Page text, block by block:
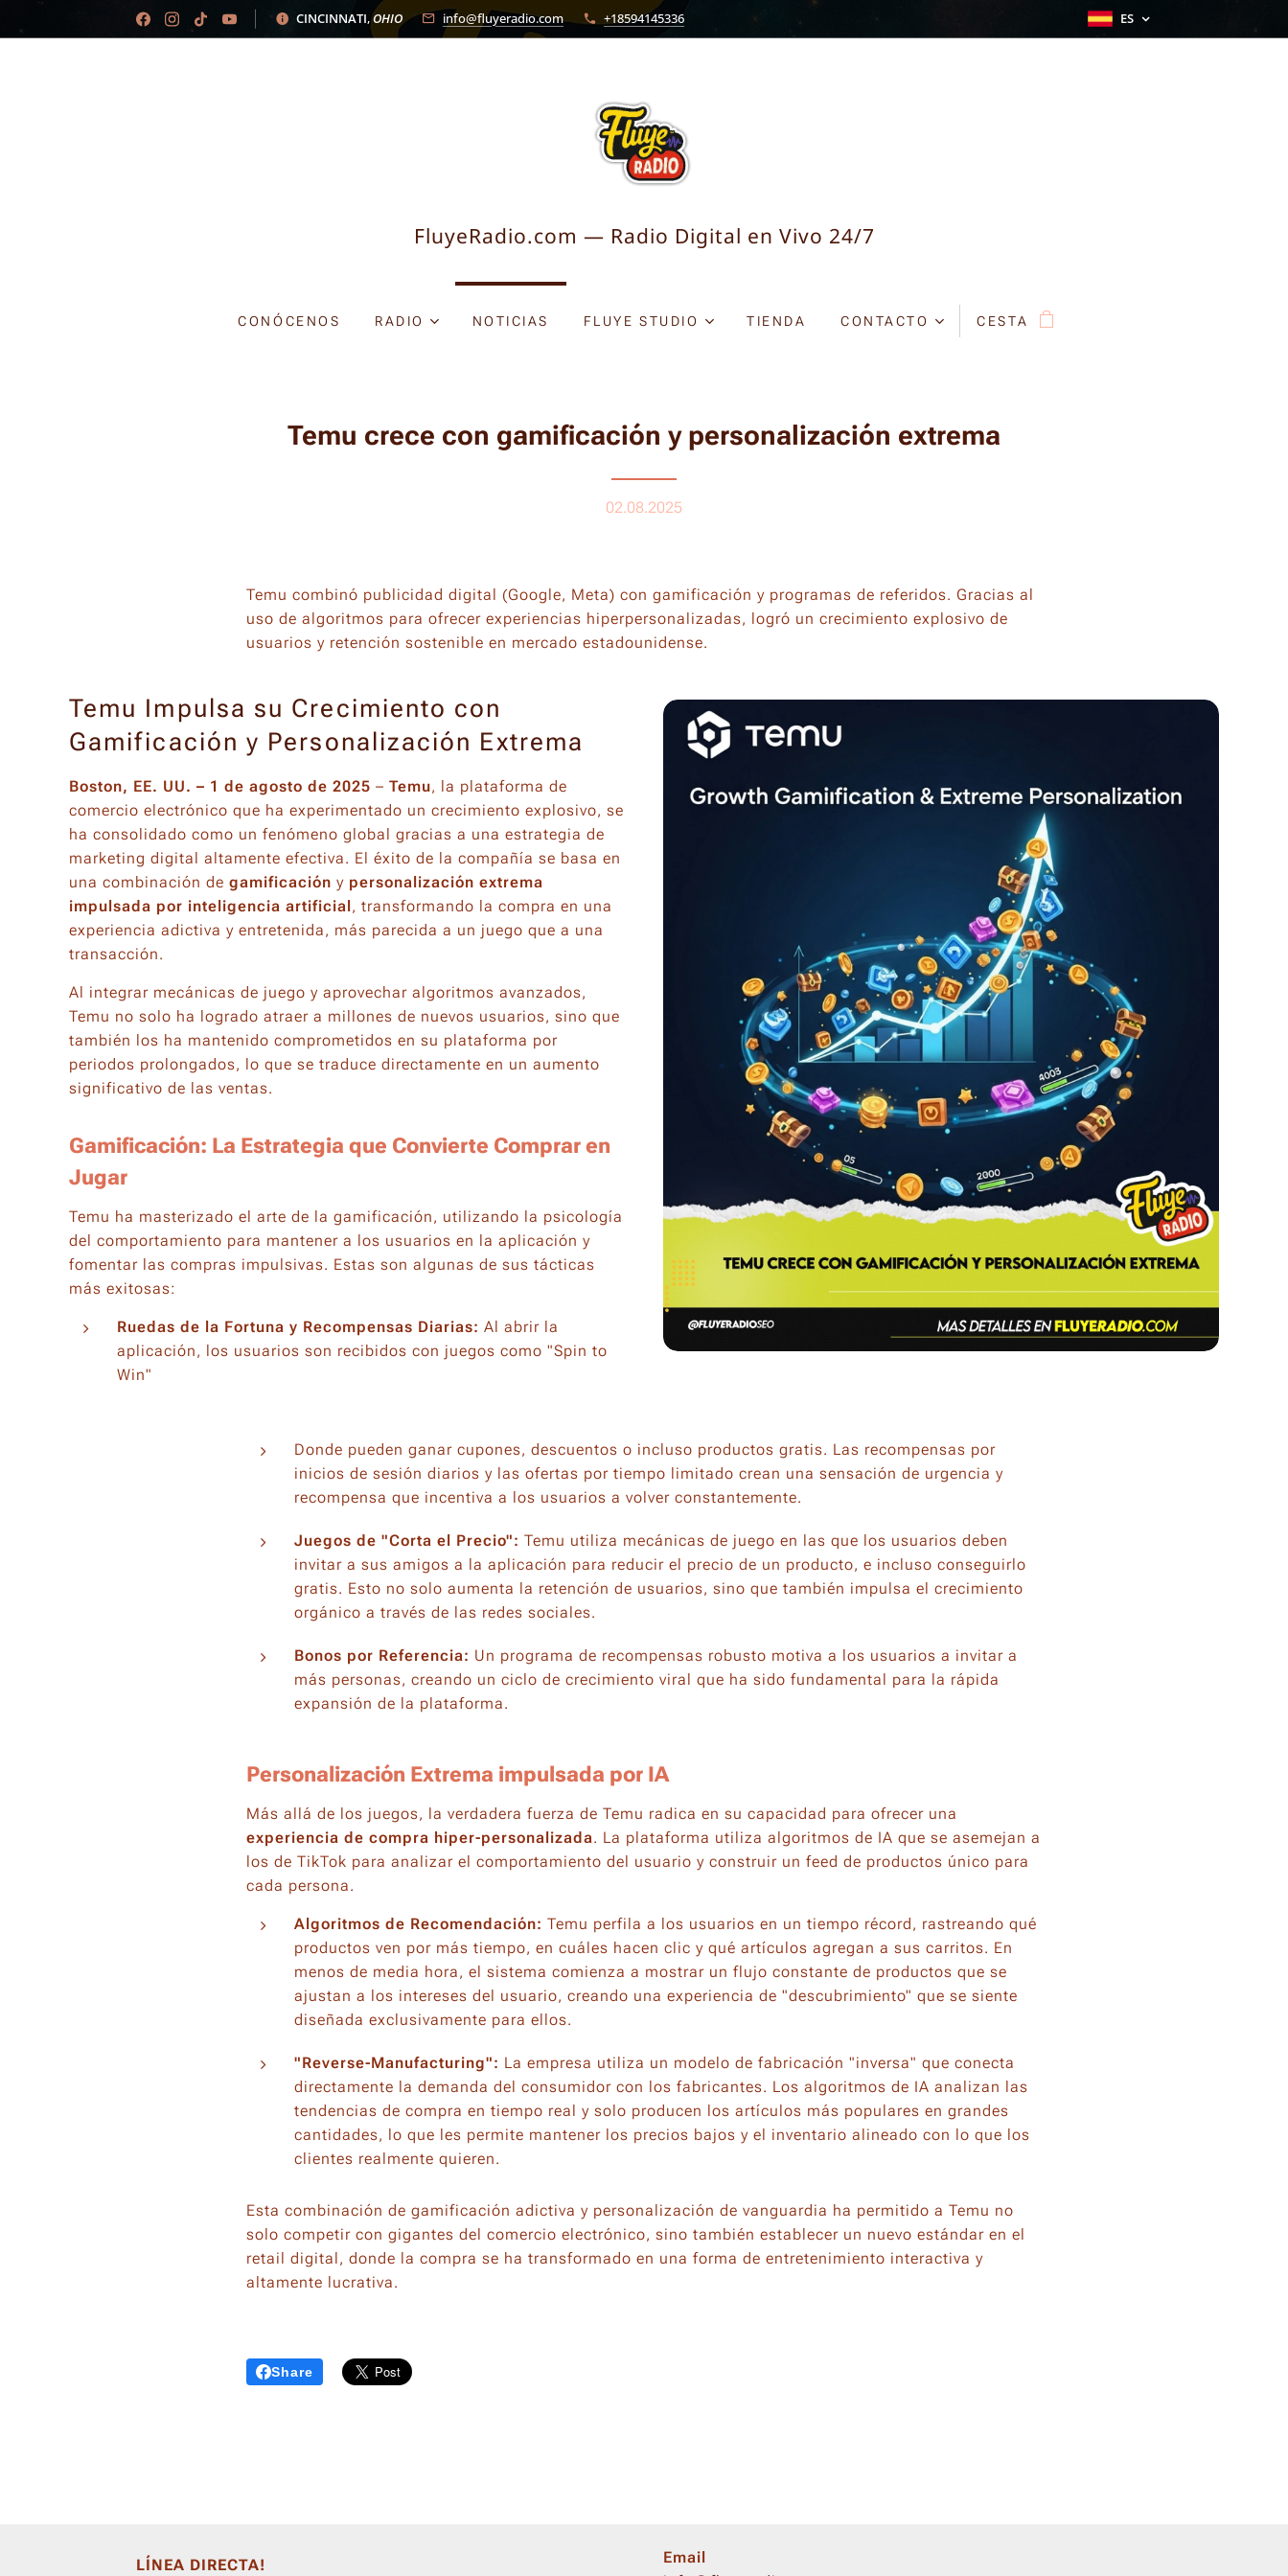
CINCINNATI,OHIO info@fluyeradio.com +18594145336 ES
FluyeRadio.com — Radio Digital en Vivo 24/7
CONÓCENOS RADIO NOTICIAS FLUYE STUDIO TIENDA CONTACTO CESTA
Temu crece con gamificación y personalización extrema
02.08.2025
Temu combinó publicidad digital (Google, Meta) con gamificación y programas de referidos. Gracias al
uso de algoritmos para ofrecer experiencias hiperpersonalizadas, logró un crecimiento explosivo de
usuarios y retención sostenible en mercado estadounidense.
Temu Impulsa su Crecimiento con
Gamificación y Personalización Extrema
Boston, EE. UU. – 1 de agosto de 2025 – Temu, la plataforma de
comercio electrónico que ha experimentado un crecimiento explosivo, se
ha consolidado como un fenómeno global gracias a una estrategia de
marketing digital altamente efectiva. El éxito de la compañía se basa en
una combinación de gamificación y personalización extrema
impulsada por inteligencia artificial, transformando la compra en una
experiencia adictiva y entretenida, más parecida a un juego que a una
transacción.
Al integrar mecánicas de juego y aprovechar algoritmos avanzados,
Temu no solo ha logrado atraer a millones de nuevos usuarios, sino que
también los ha mantenido comprometidos en su plataforma por
periodos prolongados, lo que se traduce directamente en un aumento
significativo de las ventas.
Gamificación: La Estrategia que Convierte Comprar en
Jugar
Temu ha masterizado el arte de la gamificación, utilizando la psicología
del comportamiento para mantener a los usuarios en la aplicación y
fomentar las compras impulsivas. Estas son algunas de sus tácticas
más exitosas:
Ruedas de la Fortuna y Recompensas Diarias: Al abrir la
aplicación, los usuarios son recibidos con juegos como "Spin to
Win"
Donde pueden ganar cupones, descuentos o incluso productos gratis. Las recompensas por
inicios de sesión diarios y las ofertas por tiempo limitado crean una sensación de urgencia y
recompensa que incentiva a los usuarios a volver constantemente.
Juegos de "Corta el Precio": Temu utiliza mecánicas de juego en las que los usuarios deben
invitar a sus amigos a la aplicación para reducir el precio de un producto, e incluso conseguirlo
gratis. Esto no solo aumenta la retención de usuarios, sino que también impulsa el crecimiento
orgánico a través de las redes sociales.
Bonos por Referencia: Un programa de recompensas robusto motiva a los usuarios a invitar a
más personas, creando un ciclo de crecimiento viral que ha sido fundamental para la rápida
expansión de la plataforma.
Personalización Extrema impulsada por IA
Más allá de los juegos, la verdadera fuerza de Temu radica en su capacidad para ofrecer una
experiencia de compra hiper-personalizada. La plataforma utiliza algoritmos de IA que se asemejan a
los de TikTok para analizar el comportamiento del usuario y construir un feed de productos único para
cada persona.
Algoritmos de Recomendación: Temu perfila a los usuarios en un tiempo récord, rastreando qué
productos ven por más tiempo, en cuáles hacen clic y qué artículos agregan a sus carritos. En
menos de media hora, el sistema comienza a mostrar un flujo constante de productos que se
ajustan a los intereses del usuario, creando una experiencia de "descubrimiento" que se siente
diseñada exclusivamente para ellos.
"Reverse-Manufacturing": La empresa utiliza un modelo de fabricación "inversa" que conecta
directamente la demanda del consumidor con los fabricantes. Los algoritmos de IA analizan las
tendencias de compra en tiempo real y solo producen los artículos más populares en grandes
cantidades, lo que les permite mantener los precios bajos y el inventario alineado con lo que los
clientes realmente quieren.
Esta combinación de gamificación adictiva y personalización de vanguardia ha permitido a Temu no
solo competir con gigantes del comercio electrónico, sino también establecer un nuevo estándar en el
retail digital, donde la compra se ha transformado en una forma de entretenimiento interactiva y
altamente lucrativa.
Share
LÍNEA DIRECTA!
Email